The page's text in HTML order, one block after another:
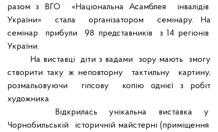
разом з ВГО
«Національна Асамблея
інвалідів
України»
стала організатором
семінару. На
семінар
прибули 98 представників
з 14 регіонів
України.
На виставці
діти з вадами зору мають
змогу
створити таку ж неповторну
тактильну
картину,
розмальовуючи
гіпсову
копію однієї з робіт
художника.
Відкрилась
унікальна виставка
у
Чорнобильській
історичній майстерні (приміщення